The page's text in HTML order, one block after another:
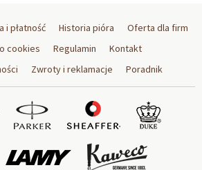
i płatność Historia pióra
Oferta dla firm
cookies
Regulamin
Kontakt
Zwroty i reklamacje Poradnik